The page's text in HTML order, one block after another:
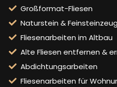
Großformat-Fliesen
Naturstein & Feinsteinzeug
Fliesenarbeiten im Altbau
Alte Fliesen entfernen &
Abdichtungsarbeiten
Fliesenarbeiten für